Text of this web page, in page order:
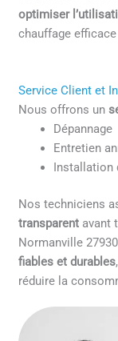
optimiser
chauffage
Service Client et
Nous offrons un
Dépannage
Entretien
Installation
Nos techniciens
transparent avant
Normanville
fiables et durables
réduire la